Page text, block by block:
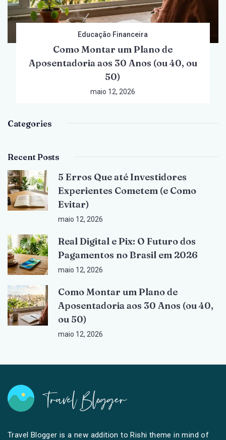
Educação Financeira
Como Montar um Plano de
Aposentadoria aos 30 Anos (ou 40, ou
50)
maio 12, 2026
Categories
Recent Posts
5 Erros Que até Investidores
Experientes Cometem (e Como
Evitar)
maio 12, 2026
Real Digital e Pix: O Futuro dos
Pagamentos no Brasil em 2026
maio 12, 2026
Como Montar um Plano de
Aposentadoria aos 30 Anos (ou 40,
ou 50)
maio 12, 2026
Travel Blogger is a new addition to Rishi theme in mind of